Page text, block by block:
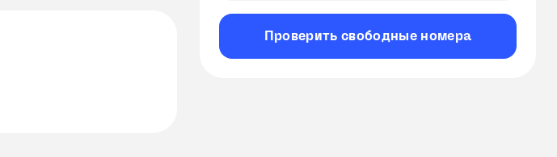
Проверитьсвободные номера